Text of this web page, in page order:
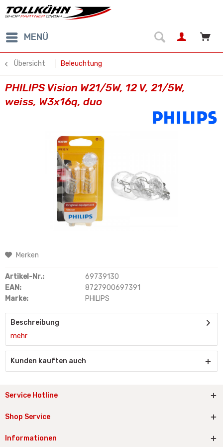
MENÜ
Übersicht Beleuchtung
PHILIPS Vision W21/5W, 12 V, 21/5W,
weiss, W3x16q, duo
Merken
Artikel-Nr.:
69739130
EAN:
8727900697391
Marke:
PHILIPS
Beschreibung
mehr
Kunden kauften auch
Service Hotline
Shop Service
Informationen